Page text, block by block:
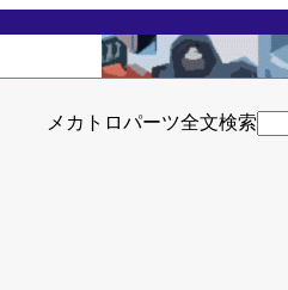
メカトロパーツ全文検索